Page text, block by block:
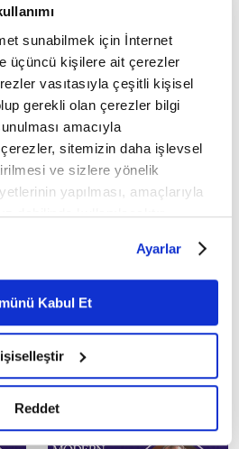
sunabilmek için İnternet
üçüncü kişilere ait çerezler
vasıtasıyla çeşitli kişisel
gerekli olan çerezler bilgi
amacıyla
çerezler, sitemizin daha işlevsel
ve sizlere yönelik
yapılması, amaçlarıyla
dahilinde kullanılacaktır.
ilişkin detaylı bilgi için
Çerez Bilgilendirme
Korunması Kanunu uyarınca
kapsamında
faaliyetleri ile ilgili daha
lütfentıklayınız.
Ayarlar
Kabul Et
Reddet
37. Bölüm
35. Bölüm